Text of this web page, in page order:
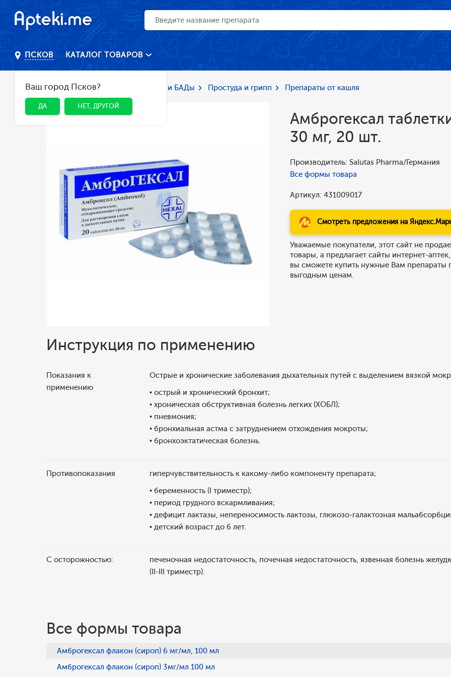
ПСКОВ
Ваш город Псков?
ДА НЕТ, ДРУГОЙ
КАТАЛОГ ТОВАРОВ
Главная Каталог Лекарства и БАДы Простуда и грипп Препараты от кашля
Амброгексал
30 мг, 20 шт.
Производитель: Salutas Pharma/Германия
Все формы товара
Артикул: 431009017
Смотреть предложения на
Уважаемые покупатели, этот сайт не
товары, а предлагает сайты интернет-аптек,
вы сможете купить нужные Вам препараты
выгодным ценам.
Инструкция по применению
Показания к
применению
Острые и хронические заболевания дыхательных путей с выделением вязкой
• острый и хронический бронхит;
• хроническая обструктивная болезнь легких (ХОБЛ);
• пневмония;
• бронхиальная астма с затруднением отхождения мокроты;
• бронхоэктатическая болезнь.
Противопоказания
гиперчувствительность к какому-либо компоненту препарата;
• беременность (I триместр);
• период грудного вскармливания;
• дефицит лактазы, непереносимость лактозы, глюкозо-галактозная
• детский возраст до 6 лет.
С осторожностью:
печеночная недостаточность, почечная недостаточность, язвенная болезнь
(II-III триместр).
Все формы товара
Амброгексал флакон (сироп) 6 мг/мл, 100 мл
Амброгексал флакон (сироп) 3мг/мл 100 мл